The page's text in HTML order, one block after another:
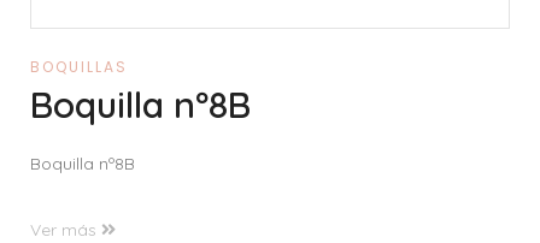
BOQUILLAS
Boquilla nº8B
Boquilla nº8B
Ver más